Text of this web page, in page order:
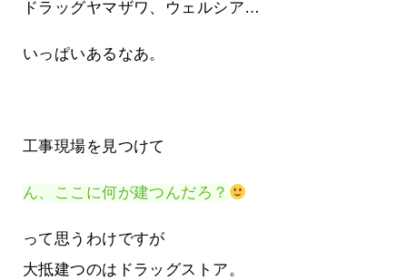
ドラッグヤマザワ、ウェルシア…
いっぱいあるなあ。
工事現場を見つけて
ん、ここに何が建つんだろ？
って思うわけですが
大抵建つのはドラッグストア。